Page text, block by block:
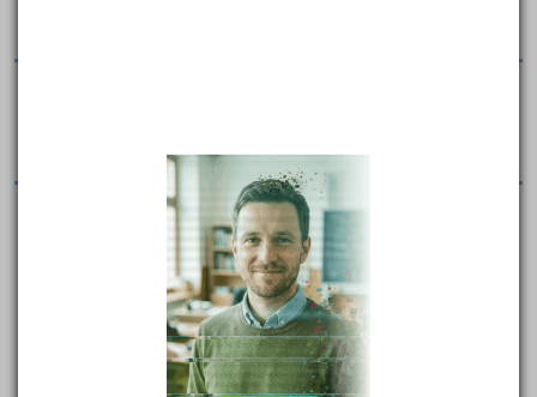
Otec Goriot, Ztracené iluze.
Vybraní autoři a jejich díla - čtenářský deník
Práce vždy stručně popisuje děj díla a obsahuje vlastní
hodnocení autora čtenářského deníku.
( celkem nalezeno položek: